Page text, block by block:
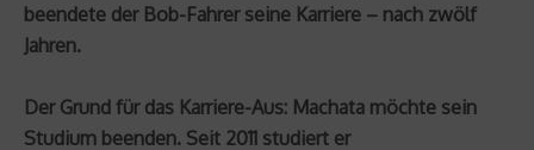
beendete der Bob-Fahrer seine Karriere – nach zwölf
Jahren.
Der Grund für das Karriere-Aus: Machata möchte sein
Studium beenden. Seit 2011 studiert er